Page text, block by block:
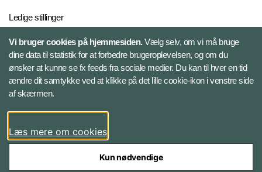
Ledige stillinger
Whistleblowerordningen
Følg Forsvarsministeriets Auditørkorps
LinkedIn
Vi bruger cookies på hjemmesiden.Vælg selv, om vi må bruge
dine data til statistik for at forbedre brugeroplevelsen, og om du
ønsker at kunne se fx feeds fra sociale medier. Du kan til hver en tid
ændre dit samtykke ved at klikke på det lille cookie-ikon i venstre side
af skærmen.
Læs mere om cookies
Kun nødvendige